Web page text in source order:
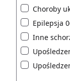
Choroby
Epilepsja
Inne